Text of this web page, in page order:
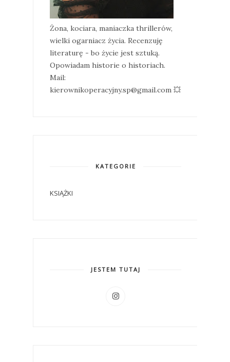
Żona, kociara, maniaczka thrillerów,
wielki ogarniacz życia. Recenzuję
literaturę - bo życie jest sztuką.
Opowiadam historie o historiach.
Mail:
kierownikoperacyjny.sp@gmail.com 💥
KATEGORIE
KSIĄŻKI
JESTEM TUTAJ